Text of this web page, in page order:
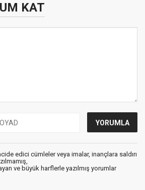
KAT
edici cümleler veya imalar, inançlara saldırı
ve büyük harflerle yazılmış yorumlar